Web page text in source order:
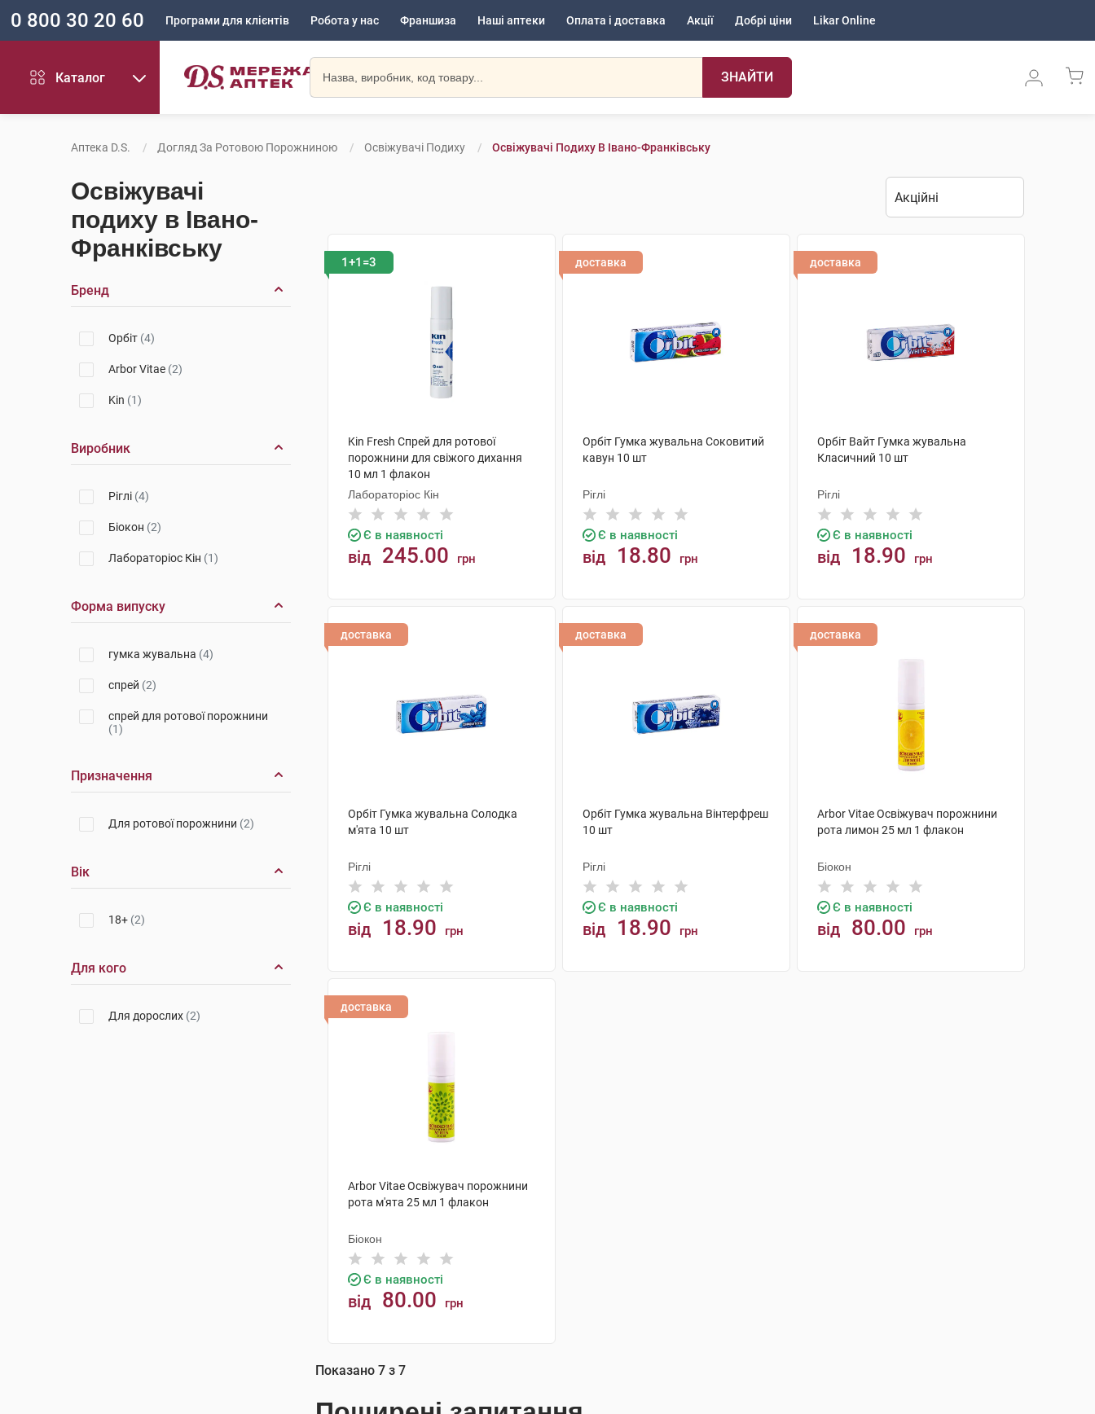
0 800 30 20 60 Програми для клієнтів Робота у нас Франшиза Наші аптеки Оплата і доставка Акції Добрі ціни Likar Online
Каталог ЗНАЙТИ
Аптека D.S. Догляд За Ротовою Порожниною Освіжувачі Подиху Освіжувачі Подиху В Івано-Франківську
Освіжувачі
подиху в Івано-
Франківську
Бренд
Орбіт (4)
Arbor Vitae (2)
Kin (1)
Виробник
Ріглі (4)
Біокон (2)
Лабораторіос Кін (1)
Форма випуску
гумка жувальна (4)
спрей (2)
спрей для ротової порожнини
(1)
Призначення
Для ротової порожнини (2)
Вік
18+ (2)
Для кого
Для дорослих (2)
1+1=3
Kin Fresh Спрей для ротової
порожнини для свіжого дихання
10 мл 1 флакон
Лабораторіос Кін
Є в наявності
від 245.00 грн
доставка
Орбіт Гумка жувальна Соковитий
кавун 10 шт
Ріглі
Є в наявності
від 18.80 грн
доставка
Орбіт Вайт Гумка жувальна
Класичний 10 шт
Ріглі
Є в наявності
від 18.90 грн
доставка
Орбіт Гумка жувальна Солодка
м'ята 10 шт
Ріглі
Є в наявності
від 18.90 грн
доставка
Орбіт Гумка жувальна Вінтерфреш
10 шт
Ріглі
Є в наявності
від 18.90 грн
доставка
Arbor Vitae Освіжувач порожнини
рота лимон 25 мл 1 флакон
Біокон
Є в наявності
від 80.00 грн
доставка
Arbor Vitae Освіжувач порожнини
рота м'ята 25 мл 1 флакон
Біокон
Є в наявності
від 80.00 грн
Показано 7 з 7